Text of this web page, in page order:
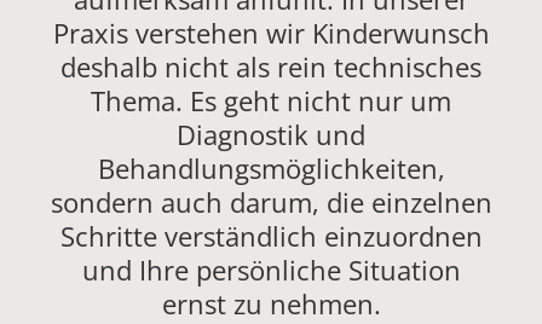
Praxis verstehen wir Kinderwunsch
deshalb nicht als rein technisches
Thema. Es geht nicht nur um
Diagnostik und
Behandlungsmöglichkeiten,
sondern auch darum, die einzelnen
Schritte verständlich einzuordnen
und Ihre persönliche Situation
ernst zu nehmen.